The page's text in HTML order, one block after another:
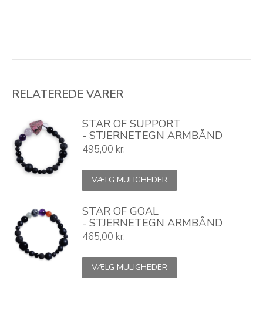
RELATEREDE VARER
STAR OF SUPPORT
- STJERNETEGN ARMBÅND
495,00 kr.
VÆLG MULIGHEDER
varianter.
vælges
varesiden
STAR OF GOAL
- STJERNETEGN ARMBÅND
465,00 kr.
VÆLG MULIGHEDER